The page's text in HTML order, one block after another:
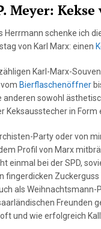
Meyer:
Herrmann schenke ich
von Karl Marx: einen
Karl-Marx-
Bierflaschenöffner
anderen sowohl
Keksausstecher in Form
Party oder von
Profil von Marx
einmal bei der SPD,
fingerdicken
als Weihnachtsmann-
Freunden
und wie erfolgreich